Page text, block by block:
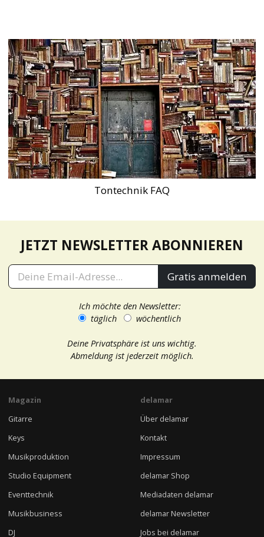
Tontechnik FAQ
JETZT NEWSLETTER ABONNIEREN
Gratis anmelden
Ich möchte den Newsletter:
täglich
wöchentlich
Deine Privatsphäre ist uns wichtig.
Abmeldung ist jederzeit möglich.
Magazin
Gitarre
Keys
Musikproduktion
Studio Equipment
Eventtechnik
Musikbusiness
DJ
delamar
Über delamar
Kontakt
Impressum
delamar Shop
Mediadaten delamar
delamar Newsletter
Jobs bei delamar